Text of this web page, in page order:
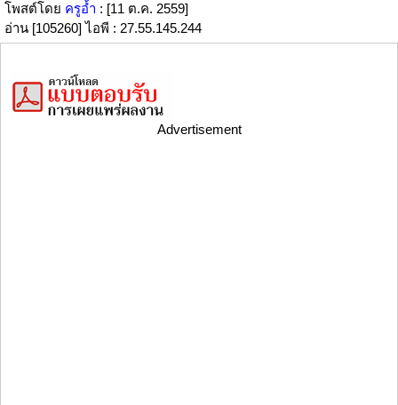
โพสต์โดย ครูอ้ำ : [11 ต.ค. 2559]
อ่าน [105260] ไอพี : 27.55.145.244
Advertisement